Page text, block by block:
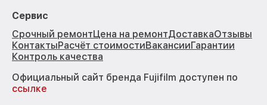
Сервис
Срочный ремонтЦена на ремонтДоставкаОтзывы
КонтактыРасчёт стоимостиВакансииГарантии
Контроль качества
Официальный сайт бренда Fujifilm доступен по
ссылке